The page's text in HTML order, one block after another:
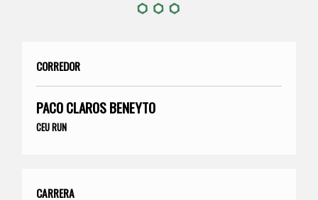
CORREDOR
PACO CLAROS BENEYTO
CEU RUN
CARRERA